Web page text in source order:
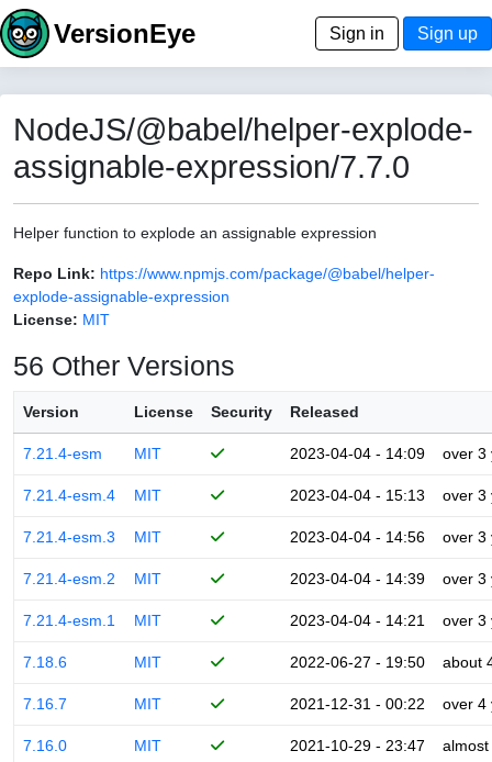
VersionEye Sign in Sign up
NodeJS/@babel/helper-explode-
assignable-expression/7.7.0
Helper function to explode an assignable expression
Repo Link: https://www.npmjs.com/package/@babel/helper-
explode-assignable-expression
License: MIT
56 Other Versions
Version License Security Released
7.21.4-esm MIT 2023-04-04 - 14:09 over 3
7.21.4-esm.4 MIT 2023-04-04 - 15:13 over 3
7.21.4-esm.3 MIT 2023-04-04 - 14:56 over 3
7.21.4-esm.2 MIT 2023-04-04 - 14:39 over 3
7.21.4-esm.1 MIT 2023-04-04 - 14:21 over 3
7.18.6 MIT 2022-06-27 - 19:50 about
7.16.7 MIT 2021-12-31 - 00:22 over 4
7.16.0 MIT 2021-10-29 - 23:47